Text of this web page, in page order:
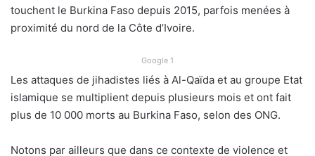
touchent le Burkina Faso depuis 2015, parfois menées à
proximité du nord de la Côte d’Ivoire.
Google 1
Les attaques de jihadistes liés à Al-Qaïda et au groupe Etat
islamique se multiplient depuis plusieurs mois et ont fait
plus de 10 000 morts au Burkina Faso, selon des ONG.
Notons par ailleurs que dans ce contexte de violence et